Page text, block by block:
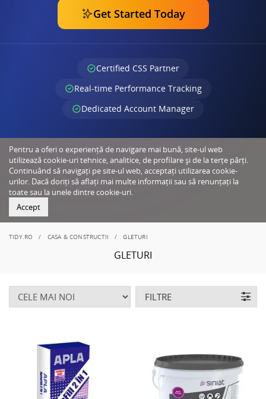
Get Started Today
Certified CSS Partner
Real-time Performance Tracking
Dedicated Account Manager
Pentru a oferi o experiență de navigare mai bună, site-ul web
utilizează cookie-uri tehnice, analitice, de profilare și de la terțe părți.
Continuând să navigați pe site-ul web, acceptați utilizarea cookie-
urilor. Dacă doriți să aflați mai multe informații sau să renunțați la
toate sau la unele dintre cookie-uri.
Accept
TIDY.RO CASA & CONSTRUCTII GLETURI
GLETURI
FILTRE